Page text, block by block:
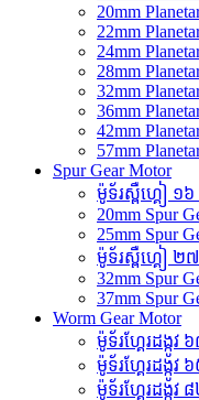
20mm
22mm
24mm
28mm
32mm
36mm
42mm
57mm
Spur Gear Motor
ម៉ូទ័រស្ពឺហ្គៀ ១៦
20mm Spur
25mm Spur
ម៉ូទ័រស្ពឺហ្គៀ ២
32mm Spur
37mm Spur
Worm Gear Motor
ម៉ូទ័រហ្គែរដង្កូវ
ម៉ូទ័រហ្គែរដង្កូវ
ម៉ូទ័រហ្គែរដង្កូវ